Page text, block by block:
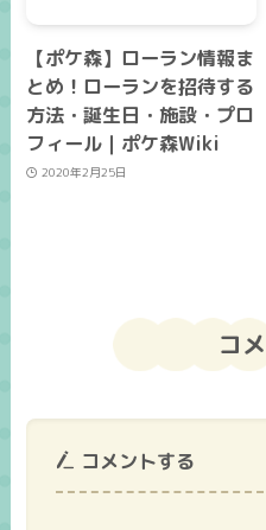
【ポケ森】ローラン情報ま
とめ！ローランを招待する
方法・誕生日・施設・プロ
フィール｜ポケ森Wiki
2020年2月25日
コ
コメントする